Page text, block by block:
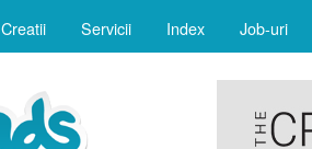
Creatii Servicii Index Job-uri